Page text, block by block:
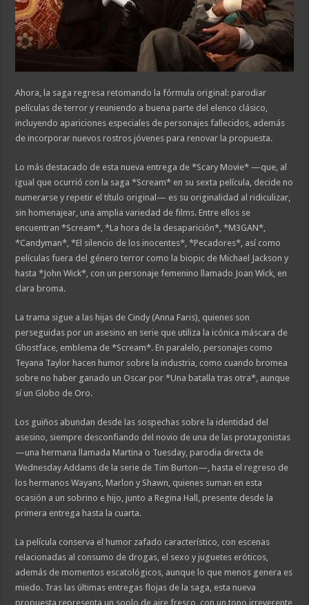
Ahora, la saga regresa retomando la fórmula original: parodiar
películas de terror y reuniendo a buena parte del elenco clásico,
incluyendo apariciones especiales de personajes fallecidos, además
de incorporar nuevos rostros jóvenes para renovar la propuesta.
Lo más destacado de esta nueva entrega de *Scary Movie* —que, al
igual que ocurrió con la saga *Scream* en su sexta película, decide no
numerarse y repetir el título original— es su originalidad al ridiculizar,
sin homenajear, una amplia variedad de films. Entre ellos se
encuentran *Scream*, *La hora de la desaparición*, *M3GAN*,
*Candyman*, *El silencio de los inocentes*, *Pecadores*, así como
películas fuera del género terror como la biopic de Michael Jackson y
hasta *John Wick*, con un personaje femenino llamado Joan Wick, en
clara broma.
La trama sigue a las hijas de Cindy (Anna Faris), quienes son
perseguidas por un asesino en serie que utiliza la icónica máscara de
Ghostface, emblema de *Scream*. En paralelo, personajes como
Teyana Taylor hacen humor sobre la industria, como cuando bromea
sobre no haber ganado un Oscar por *Una batalla tras otra*, aunque
sí un Globo de Oro.
Los guiños abundan desde las sospechas sobre la identidad del
asesino, siempre desconfiando del novio de una de las protagonistas
—una hermana llamada Martina o Tuesday, parodia directa de
Wednesday Addams de la serie de Tim Burton—, hasta el regreso de
los hermanos Wayans, Marlon y Shawn, quienes suman en esta
ocasión a un sobrino e hijo, junto a Regina Hall, presente desde la
primera entrega hasta la cuarta.
La película conserva el humor zafado característico, con escenas
relacionadas al consumo de drogas, el sexo y juguetes eróticos,
además de momentos escatológicos, aunque lo que menos genera es
miedo. Tras las últimas entregas flojas de la saga, esta nueva
propuesta representa un soplo de aire fresco, con un tono irreverente